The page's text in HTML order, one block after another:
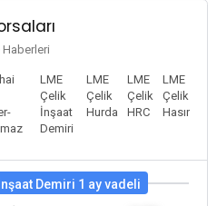
LME
Çelik
İnşaat
Demiri
LME
Çelik
Hurda
LME
Çelik
HRC
LME
Çelik
Hasır
Demiri 1 ay vadeli